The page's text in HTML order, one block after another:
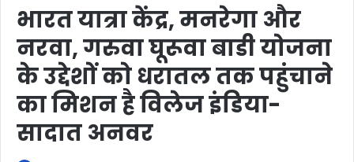
भारत यात्रा केंद्र, मनरेगा और
नरवा, गरुवा घूरूवा बाडी योजना
के उद्देशों को धरातल तक पहुंचाने
का मिशन है विलेज इंडिया-
सादात अनवर